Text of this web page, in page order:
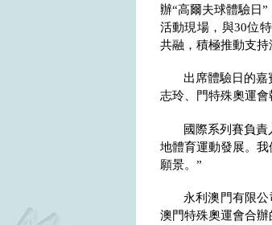
辦“高爾夫球體驗日
活動現場，與30位
共融，積極推動支持
出席體驗日的
志玲、門特殊奧運會
國際系列賽負責
地體育運動發展。
願景。”
永利澳門有限
澳門特殊奧運會合